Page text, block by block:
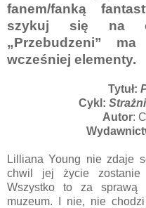
fanem/fanką
szykuj się na
„Przebudzeni”
wcześniej elementy.
Tytuł:
Cykl:
Autor:
Lilliana Young nie zdaje
chwil jej życie zostanie
Wszystko to za sprawą
muzeum. I nie, nie